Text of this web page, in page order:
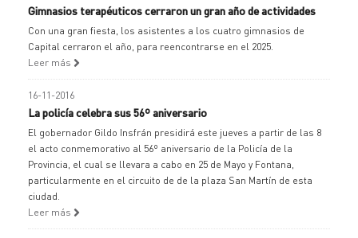
Gimnasios terapéuticos cerraron un gran año de actividades
Con una gran fiesta, los asistentes a los cuatro gimnasios de
Capital cerraron el año, para reencontrarse en el 2025.
Leer más
16-11-2016
La policía celebra sus 56º aniversario
El gobernador Gildo Insfrán presidirá este jueves a partir de las 8
el acto conmemorativo al 56º aniversario de la Policía de la
Provincia, el cual se llevara a cabo en 25 de Mayo y Fontana,
particularmente en el circuito de de la plaza San Martín de esta
ciudad.
Leer más